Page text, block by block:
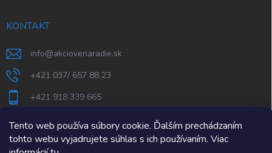
Tento web používa súbory cookie. Ďalším prechádzaním
tohto webu vyjadrujete súhlas s ich používaním. Viac
KONTAKT
info@akciovenaradie.sk
+421 037/ 657 88 23
+421 918 339 665
STEPS Nitra